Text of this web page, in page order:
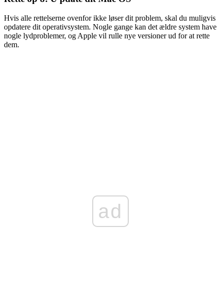
Hvis alle rettelserne ovenfor ikke løser dit problem, skal du muligvis
opdatere dit operativsystem. Nogle gange kan det ældre system have
nogle lydproblemer, og Apple vil rulle nye versioner ud for at rette
dem.
ad